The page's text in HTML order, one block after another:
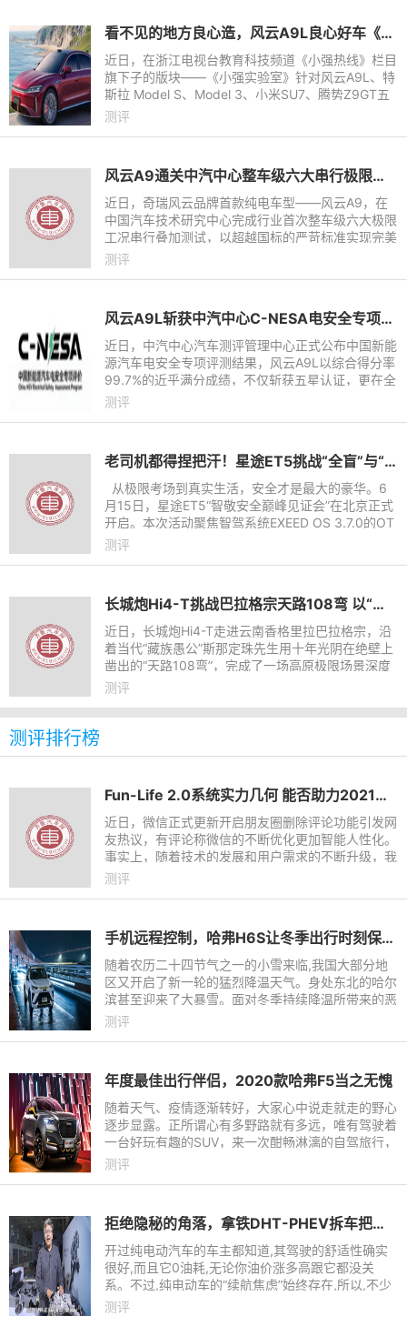
看不见的地方良心造，风云A9L良心好车《小强实验室》拆解给你看
近日，在浙江电视台教育科技频道《小强热线》栏目
旗下子的版块——《小强实验室》针对风云A9L、特
斯拉 Model S、Model 3、小米SU7、腾势Z9GT五
款中大型和中型新能源轿车的拆解测评中，风云A9L
测评
风云A9通关中汽中心整车级六大串行极限测试
近日，奇瑞风云品牌首款纯电车型——风云A9，在
中国汽车技术研究中心完成行业首次整车级六大极限
工况串行叠加测试，以超越国标的严苛标准实现完美
通关。
测评
风云A9L斩获中汽中心C-NESA电安全专项测评五星第一，安全实力硬核
近日，中汽中心汽车测评管理中心正式公布中国新能
源汽车电安全专项评测结果，风云A9L以综合得分率
99.7%的近乎满分成绩，不仅斩获五星认证，更在全
部参评车型中综合得分排名第一，刷新C-NESA测评
测评
老司机都得捏把汗！星途ET5挑战“全盲”与“全时段”高燃避险
从极限考场到真实生活，安全才是最大的豪华。6
月15日，星途ET5“智敬安全巅峰见证会”在北京正式
开启。本次活动聚焦智驾系统EXEED OS 3.7.0的OT
A推送升级，该版本共带来29项新增及优化功能。为
测评
长城炮Hi4-T挑战巴拉格宗天路108弯 以“真新能源”实力致敬开路者精神
近日，长城炮Hi4-T走进云南香格里拉巴拉格宗，沿
着当代“藏族愚公”斯那定珠先生用十年光阴在绝壁上
凿出的“天路108弯”，完成了一场高原极限场景深度
试炼。
测评
测评排行榜
Fun-Life 2.0系统实力几何 能否助力2021款哈弗F7潮智领航
近日，微信正式更新开启朋友圈删除评论功能引发网
友热议，有评论称微信的不断优化更加智能人性化。
事实上，随着技术的发展和用户需求的不断升级，我
们周边的很多产品均实现了飞跃式进步，以汽车产品
测评
手机远程控制，哈弗H6S让冬季出行时刻保持温暖
随着农历二十四节气之一的小雪来临,我国大部分地
区又开启了新一轮的猛烈降温天气。身处东北的哈尔
滨甚至迎来了大暴雪。面对冬季持续降温所带来的恶
劣天气,对于每天要上下班的年轻人来说,通勤负担也
测评
年度最佳出行伴侣，2020款哈弗F5当之无愧
随着天气、疫情逐渐转好，大家心中说走就走的野心
逐步显露。正所谓心有多野路就有多远，唯有驾驶着
一台好玩有趣的SUV，来一次酣畅淋漓的自驾旅行，
方能感受到夏天的这份美好。此时此刻，极具人气的
测评
拒绝隐秘的角落，拿铁DHT-PHEV拆车把所有细节摆出来让你看！
开过纯电动汽车的车主都知道,其驾驶的舒适性确实
很好,而且它0油耗,无论你油价涨多高跟它都没关
系。不过,纯电动车的“续航焦虑”始终存在,所以,不少
人在购买新能源车时会选择混动车型,既能享受纯电
测评